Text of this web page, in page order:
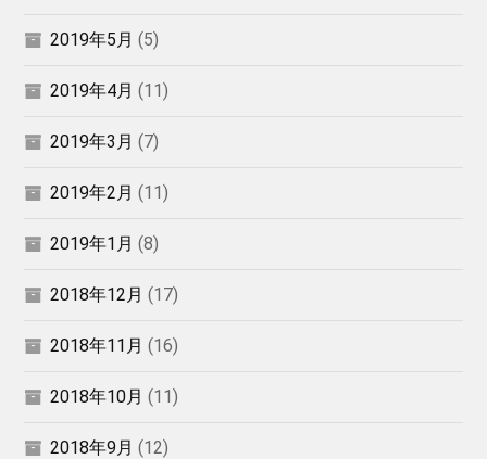
2019年5月 (5)
2019年4月 (11)
2019年3月 (7)
2019年2月 (11)
2019年1月 (8)
2018年12月 (17)
2018年11月 (16)
2018年10月 (11)
2018年9月 (12)